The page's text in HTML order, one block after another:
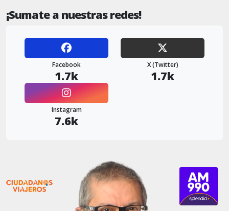
¡Sumate a nuestras redes!
Facebook
1.7k
X (Twitter)
1.7k
Instagram
7.6k